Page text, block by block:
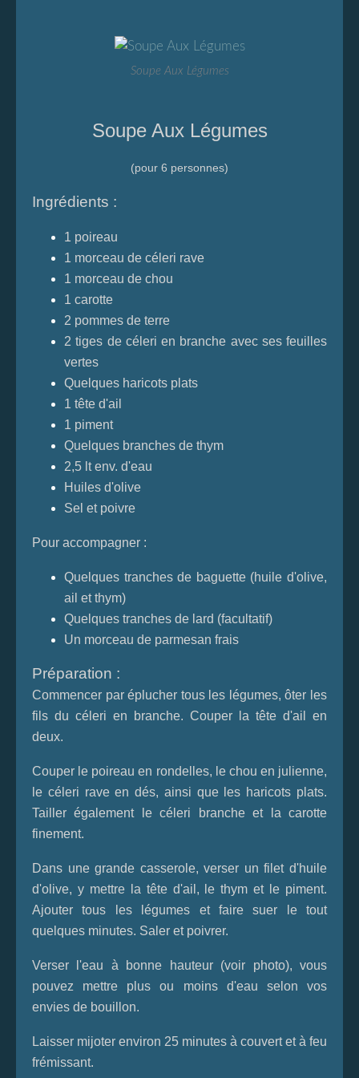
Soupe Aux Légumes
Soupe Aux Légumes
(pour 6 personnes)
Ingrédients :
1 poireau
1 morceau de céleri rave
1 morceau de chou
1 carotte
2 pommes de terre
2 tiges de céleri en branche avec ses feuilles
vertes
Quelques haricots plats
1 tête d'ail
1 piment
Quelques branches de thym
2,5 lt env. d'eau
Huiles d'olive
Sel et poivre
Pour accompagner :
Quelques tranches de baguette (huile d'olive,
ail et thym)
Quelques tranches de lard (facultatif)
Un morceau de parmesan frais
Préparation :
Commencer par éplucher tous les légumes, ôter les
fils du céleri en branche. Couper la tête d'ail en
deux.
Couper le poireau en rondelles, le chou en julienne,
le céleri rave en dés, ainsi que les haricots plats.
Tailler également le céleri branche et la carotte
finement.
Dans une grande casserole, verser un filet d'huile
d'olive, y mettre la tête d'ail, le thym et le piment.
Ajouter tous les légumes et faire suer le tout
quelques minutes. Saler et poivrer.
Verser l'eau à bonne hauteur (voir photo), vous
pouvez mettre plus ou moins d'eau selon vos
envies de bouillon.
Laisser mijoter environ 25 minutes à couvert et à feu
frémissant.